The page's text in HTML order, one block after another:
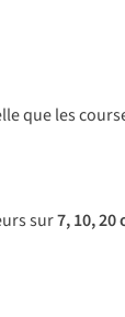
que les
sur7, 10, 20